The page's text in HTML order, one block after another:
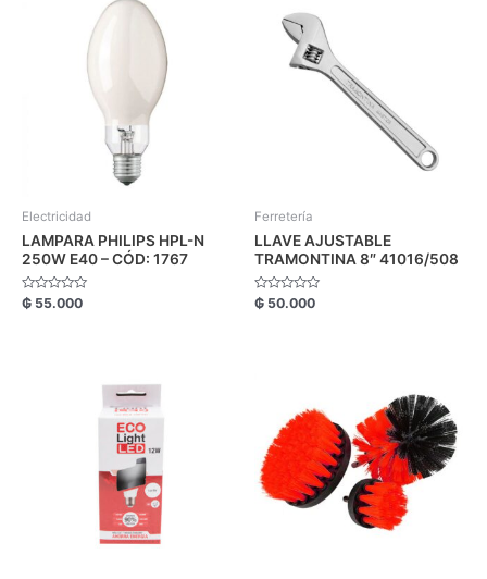
Electricidad
LAMPARA PHILIPS HPL-N
250W E40 – CÓD: 1767
Valorado
con
₲ 55.000
Ferretería
LLAVE AJUSTABLE
TRAMONTINA 8″ 41016/508
Valorado
con
₲ 50.000